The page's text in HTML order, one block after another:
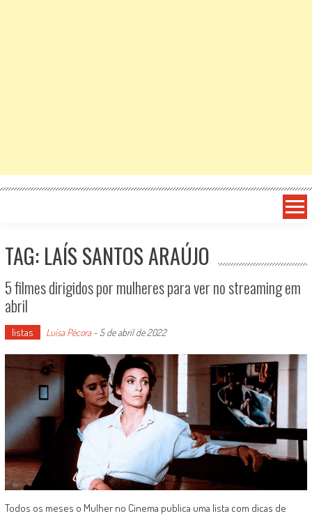
TAG: LAÍS SANTOS ARAÚJO
5 filmes dirigidos por mulheres para ver no streaming em
abril
listas Luísa Pécora- 5 de abril de 2022
Todos os meses o Mulher no Cinema publica uma lista com dicas de